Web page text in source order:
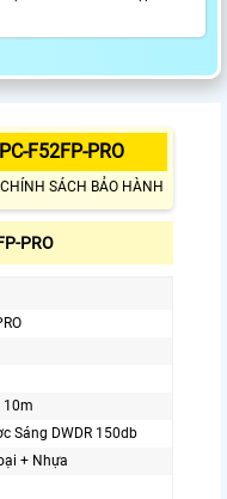
F52FP-PRO
CHÍNH SÁCH BẢO HÀNH
PRO
10m
Sáng DWDR 150db
+ Nhựa